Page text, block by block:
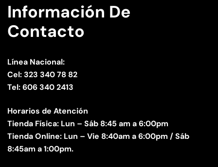
Información De
Contacto
Línea Nacional:
Cel: 323 340 78 82
Tel: 606 340 2413
Horarios de Atención
Tienda Física: Lun – Sáb 8:45 am a 6:00pm
Tienda Online: Lun – Vie 8:40am a 6:00pm / Sáb
8:45am a 1:00pm.